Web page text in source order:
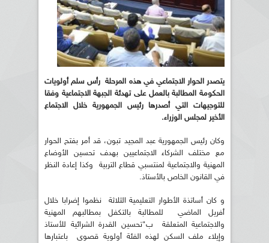
يتصدر الحوار الاجتماعي في هذه المرحلة رأس سلم أولويات
الحكومة المطالبة بالعمل على تهدئة الجبهة الاجتماعية وفقا
للتوجيهات التي أصدرها رئيس الجمهورية خلال الاجتماع
الأخير لمجلس الوزراء.
وكان رئيس الجمهورية عبد المجيد تبون، قد أمر بفتح الحوار
مع مختلف الشركاء الاجتماعيين بهدف تحسين الأوضاع
المهنية والاجتماعية لمنتسبي قطاع التربية وكذا إعادة النظر
في القانون الخاص بالأستاذ.
و كان أساتذة الأطوار التعليمية الثلاثة نظموا إضرابا خلال
أفريل الماضي للمطالبة بالتكفل بمطالبهم المهنية
والاجتماعية المتعلقة ب"تحسين القدرة الشرائية للأستاذ
وإيلاء ملف السكن لهذه الفئة أولوية قصوى باعتبارها